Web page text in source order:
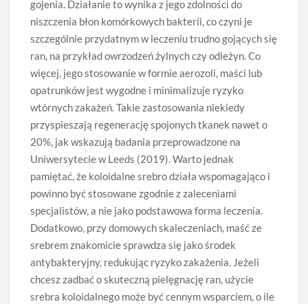
gojenia. Działanie to wynika z jego zdolności do
niszczenia błon komórkowych bakterii, co czyni je
szczególnie przydatnym w leczeniu trudno gojących się
ran, na przykład owrzodzeń żylnych czy odleżyn. Co
więcej, jego stosowanie w formie aerozoli, maści lub
opatrunków jest wygodne i minimalizuje ryzyko
wtórnych zakażeń. Takie zastosowania niekiedy
przyspieszają regenerację spojonych tkanek nawet o
20%, jak wskazują badania przeprowadzone na
Uniwersytecie w Leeds (2019). Warto jednak
pamiętać, że koloidalne srebro działa wspomagająco i
powinno być stosowane zgodnie z zaleceniami
specjalistów, a nie jako podstawowa forma leczenia.
Dodatkowo, przy domowych skaleczeniach, maść ze
srebrem znakomicie sprawdza się jako środek
antybakteryjny, redukując ryzyko zakażenia. Jeżeli
chcesz zadbać o skuteczną pielęgnację ran, użycie
srebra koloidalnego może być cennym wsparciem, o ile